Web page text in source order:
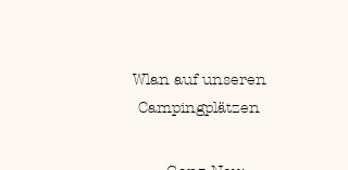
Wlan auf unseren
Campingplätzen